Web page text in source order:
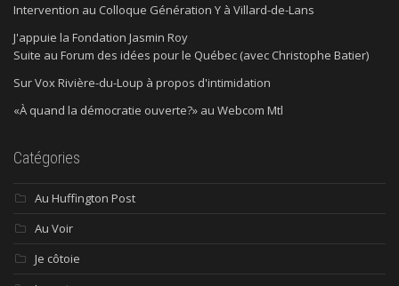
Intervention au Colloque Génération Y à Villard-de-Lans
J'appuie la Fondation Jasmin Roy
Suite au Forum des idées pour le Québec (avec Christophe Batier)
Sur Vox Rivière-du-Loup à propos d'intimidation
«À quand la démocratie ouverte?» au Webcom Mtl
Catégories
Au Huffington Post
Au Voir
Je côtoie